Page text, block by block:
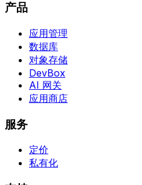
产品
应用管理
数据库
对象存储
DevBox
AI 网关
应用商店
服务
定价
私有化